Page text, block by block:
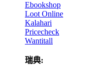
Ebookshop
Loot Online
Kalahari
Pricecheck
Wantitall
瑞典: